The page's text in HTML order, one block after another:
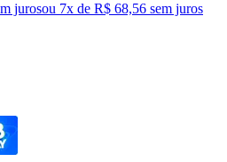
jurosou 7x de R$ 68,56 sem juros